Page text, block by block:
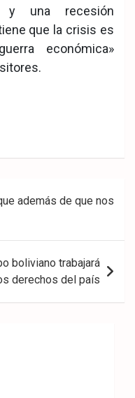
y una recesión
que la crisis es
económica»
además de que nos
boliviano trabajará
derechos del país